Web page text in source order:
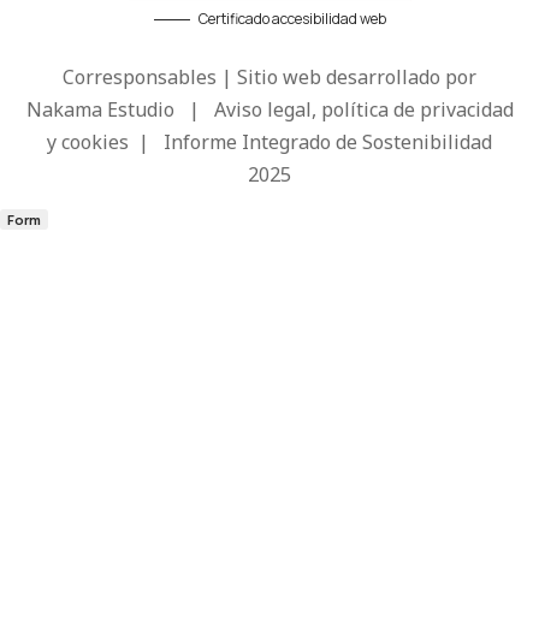
Certificado accesibilidad web
Corresponsables | Sitio web desarrollado por
Nakama Estudio | Aviso legal, política de privacidad
y cookies | Informe Integrado de Sostenibilidad
2025
Form